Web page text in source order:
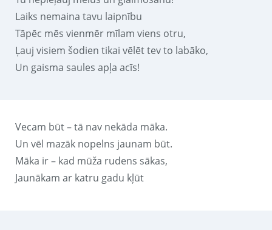
Laiks nemaina tavu laipnību
Tāpēc mēs vienmēr mīlam viens otru,
Ļauj visiem šodien tikai vēlēt tev to labāko,
Un gaisma saules apļa acīs!
Vecam būt – tā nav nekāda māka.
Un vēl mazāk nopelns jaunam būt.
Māka ir – kad mūža rudens sākas,
Jaunākam ar katru gadu kļūt